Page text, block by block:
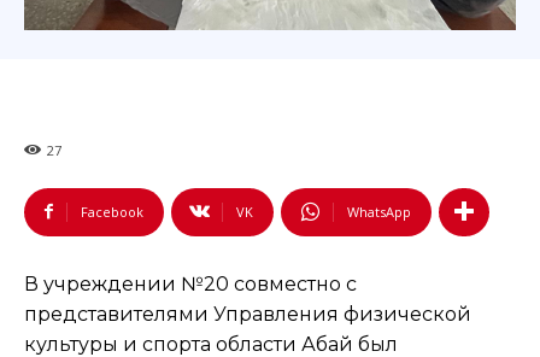
27
Facebook VK WhatsApp
В учреждении №20 совместно с
представителями Управления физической
культуры и спорта области Абай был